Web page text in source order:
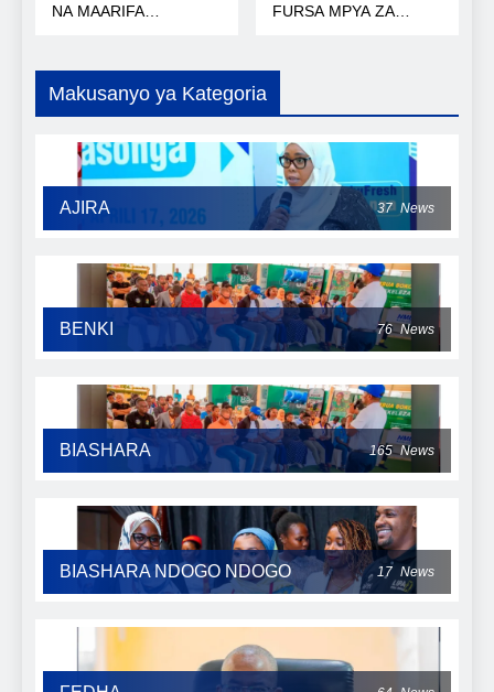
NA MAARIFA
FURSA MPYA ZA
Makusanyo ya Kategoria
AJIRA 37 News
BENKI 76 News
BIASHARA 165 News
BIASHARA NDOGO NDOGO 17 News